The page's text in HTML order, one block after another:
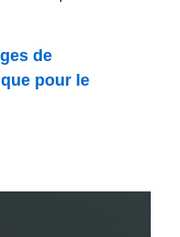
de
pour le